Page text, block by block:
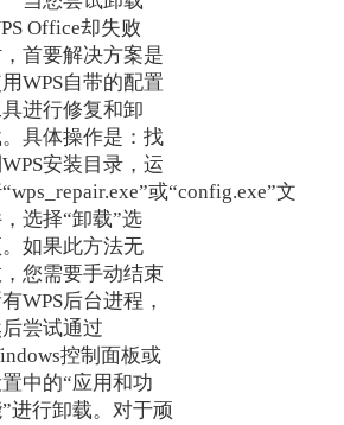
Office却失败
首要解决方案是
WPS自带的配置
进行修复和卸
具体操作是：找
安装目录，运
或“config.exe”文
选择“卸载”选
如果此方法无
您需要手动结束
WPS后台进程，
尝试通过
控制面板或
中的“应用和功
进行卸载。对于顽